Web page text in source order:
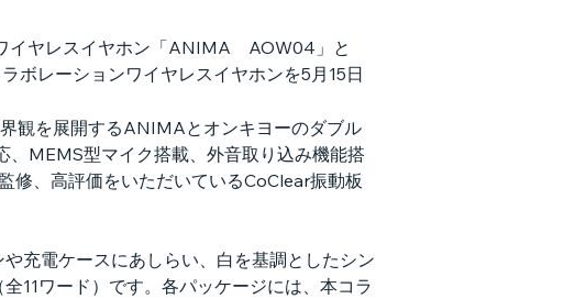
イヤレスイヤホン「ANIMA　AOW04」と
ボレーションワイヤレスイヤホンを5月15日
観を展開するANIMAとオンキヨーのダブル
MEMS型マイク搭載、外音取り込み機能搭
修、高評価をいただいているCoClear振動板
充電ケースにあしらい、白を基調としたシン
11ワード）です。各パッケージには、本コラ